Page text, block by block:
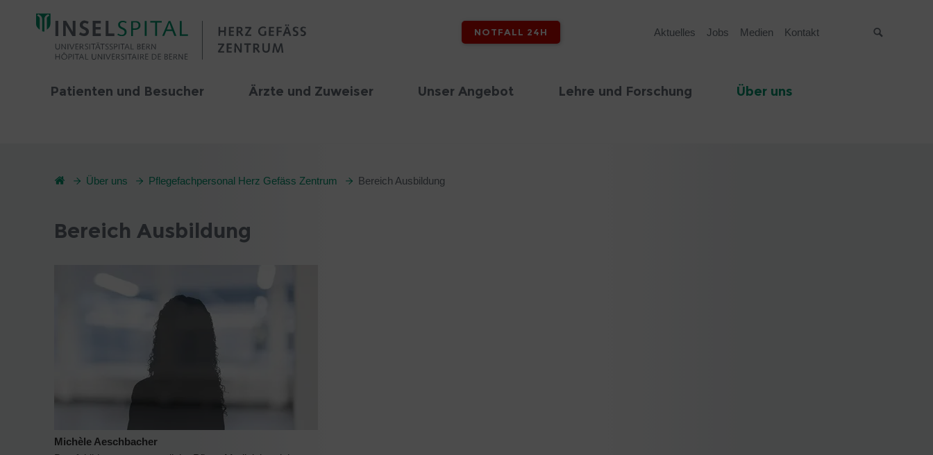
NOTFALL 24H Aktuelles Jobs Medien Kontakt
Patienten und Besucher Ärzte und Zuweiser Unser Angebot Lehre und Forschung Über uns
Über uns Pflegefachpersonal Herz Gefäss Zentrum Bereich Ausbildung
Bereich Ausbildung
Michèle Aeschbacher